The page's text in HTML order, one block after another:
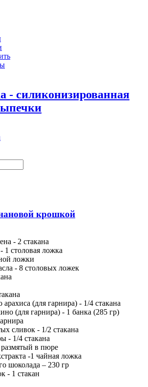
- силиконизированная
крошкой
- 2 стакана
1 столовая ложка
ложки
- 8 столовых ложек
арахиса (для гарнира) - 1/4 стакана
(для гарнира) - 1 банка (285 гр)
сливок - 1/2 стакана
- 1/4 стакана
в пюре
-1 чайная ложка
шоколада – 230 гр
- 1 стакан